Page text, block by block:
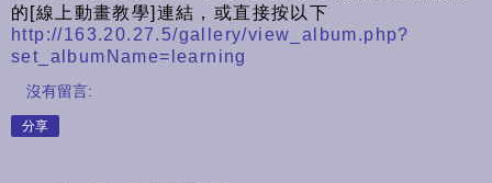
的[線上動畫教學]連結，或直接按以下
http://163.20.27.5/gallery/view_album.php?
set_albumName=learning
沒有留言:
分享